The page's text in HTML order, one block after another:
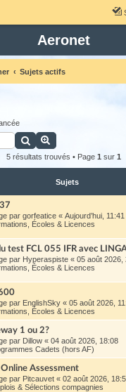
Aeronet
Sujets actifs
Rechercher
5 résultats trouvés • Page 1 sur 1
Sujets
par gorfeatice « Aujourd’hui, 11:41
Écoles & Licences
test FCL 055 IFR avec
par Hyperaspiste « 05 août 2026,
Écoles & Licences
par EnglishSky « 05 août 2026,
Écoles & Licences
1 ou 2?
par Dillow « 04 août 2026, 18:08
Cadets (hors AF)
Assessment
par Pitcauvet « 02 août 2026,
& Sélections compagnies